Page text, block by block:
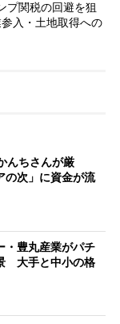
プ関税の回避を狙
入・土地取得への
んちさんが厳
の次」に資金が流
・豊丸産業がパチ
大手と中小の格